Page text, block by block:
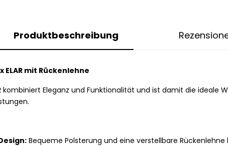
Produktbeschreibung
mit Rückenlehne
kombiniert Eleganz und Funktionalität und ist damit die ideale
Bequeme Polsterung und eine verstellbare